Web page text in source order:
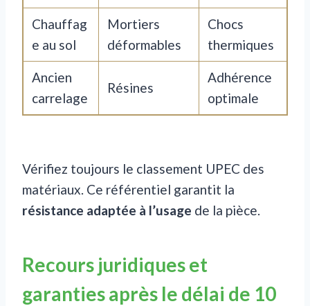
Chauffag
e au sol
Mortiers
déformables
Chocs
thermiques
Ancien
carrelage
Résines
Adhérence
optimale
Vérifiez toujours le classement UPEC des
matériaux. Ce référentiel garantit la
résistance adaptée à l’usage de la pièce.
Recours juridiques et
garanties après le délai de 10